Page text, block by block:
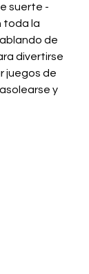
suerte -
toda la
de
divertirse
juegos de
y